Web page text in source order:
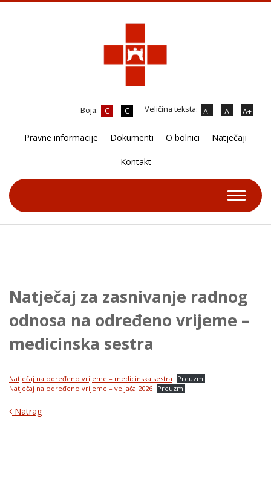
C C
Boja: A- A A+
Veličina teksta:
Pravne informacije Dokumenti O bolnici Natječaji
Kontakt
Natječaj za zasnivanje radnog
odnosa na određeno vrijeme –
medicinska sestra
Natječaj na određeno vrijeme – medicinska sestra
Preuzmi
Natječaj na određeno vrijeme – veljača 2026 Preuzmi
Natrag